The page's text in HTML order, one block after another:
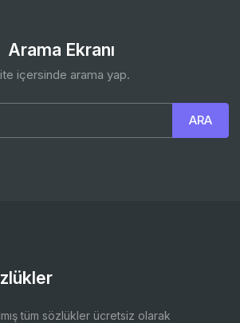
Arama Ekranı
içersinde arama yap.
tüm sözlükler ücretsiz olarak